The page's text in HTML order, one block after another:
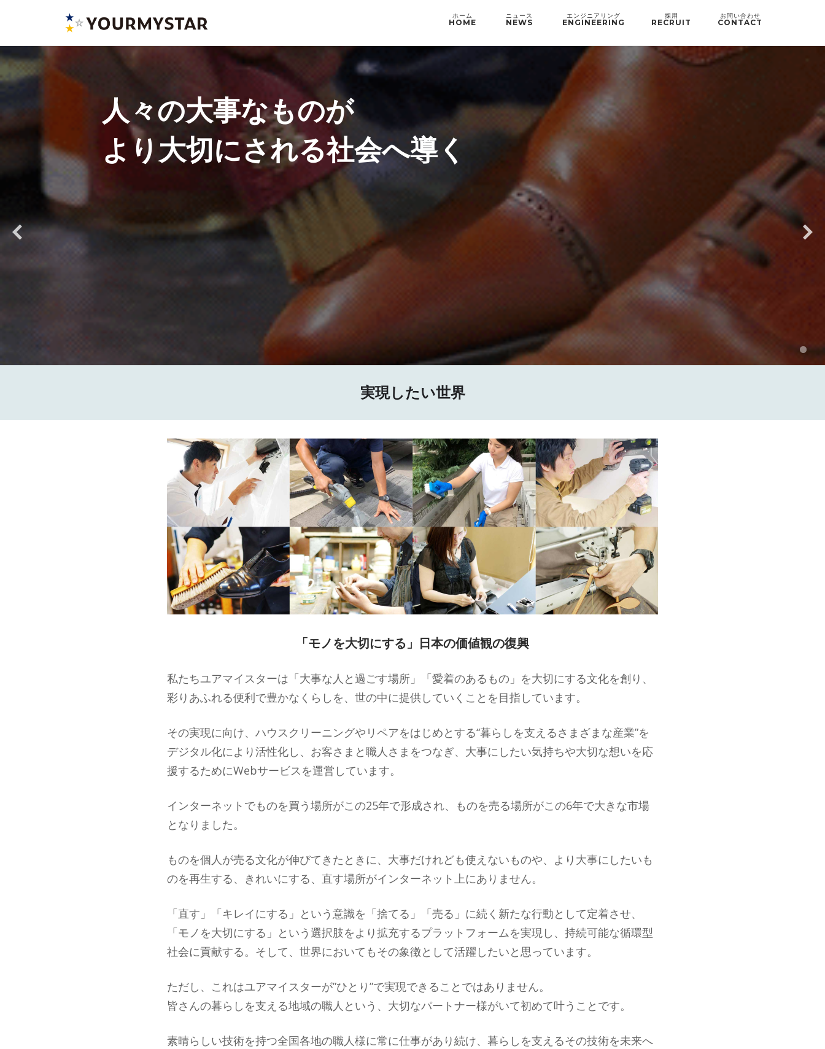
HOME NEWS ENGINEERING RECRUIT CONTACT
人々の大事なものが
より大切にされる社会へ導く
実現したい世界
「モノを大切にする」日本の価値観の復興
私たちユアマイスターは「大事な人と過ごす場所」「愛着のあるもの」を大切にする文化を創り、
彩りあふれる便利で豊かなくらしを、世の中に提供していくことを目指しています。
その実現に向け、ハウスクリーニングやリペアをはじめとする“暮らしを支えるさまざまな産業”を
デジタル化により活性化し、お客さまと職人さまをつなぎ、大事にしたい気持ちや大切な想いを応
援するためにWebサービスを運営しています。
インターネットでものを買う場所がこの25年で形成され、ものを売る場所がこの6年で大きな市場
となりました。
ものを個人が売る文化が伸びてきたときに、大事だけれども使えないものや、より大事にしたいも
のを再生する、きれいにする、直す場所がインターネット上にありません。
「直す」「キレイにする」という意識を「捨てる」「売る」に続く新たな行動として定着させ、
「モノを大切にする」という選択肢をより拡充するプラットフォームを実現し、持続可能な循環型
社会に貢献する。そして、世界においてもその象徴として活躍したいと思っています。
ただし、これはユアマイスターが”ひとり”で実現できることではありません。
皆さんの暮らしを支える地域の職人という、大切なパートナー様がいて初めて叶うことです。
素晴らしい技術を持つ全国各地の職人様に常に仕事があり続け、暮らしを支えるその技術を未来へ